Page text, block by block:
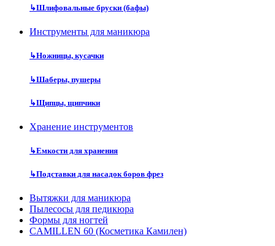
↳Шлифовальные бруски (бафы)
Инструменты для маникюра
↳Ножницы, кусачки
↳Шаберы, пушеры
↳Щипцы, щипчики
Хранение инструментов
↳Емкости для хранения
↳Подставки для насадок боров фрез
Вытяжки для маникюра
Пылесосы для педикюра
Формы для ногтей
CAMILLEN 60 (Косметика Камилен)